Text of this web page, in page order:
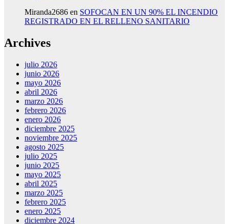
Miranda2686 en SOFOCAN EN UN 90% EL INCENDIO
REGISTRADO EN EL RELLENO SANITARIO
Archives
julio 2026
junio 2026
mayo 2026
abril 2026
marzo 2026
febrero 2026
enero 2026
diciembre 2025
noviembre 2025
agosto 2025
julio 2025
junio 2025
mayo 2025
abril 2025
marzo 2025
febrero 2025
enero 2025
diciembre 2024